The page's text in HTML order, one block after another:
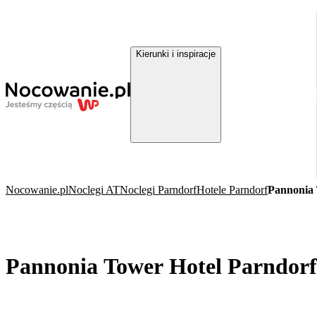
Kierunki i inspiracje
Nocowanie.plNoclegi ATNoclegi ParndorfHotele Parndorf
Pannonia Tower Hotel Parndorf